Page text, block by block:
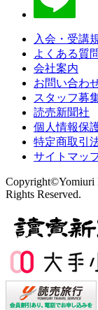
入会・受講
よくある質
会社案内
お問い合わ
スタッフ募
読売新聞社
個人情報保
特定商取引
サイトマッ
Copyright©Yomiuri
Rights Reserved.